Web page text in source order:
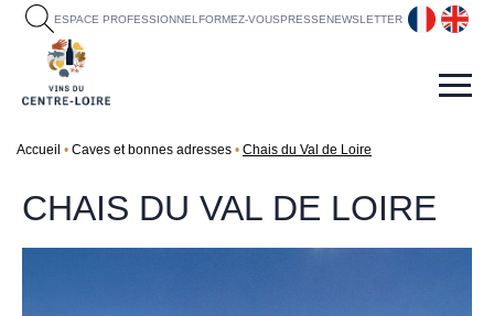
ESPACE PROFESSIONNEL FORMEZ-VOUSPRESSENEWSLETTER fr en
Accueil Caves et bonnes adresses Chais du Val de Loire
CHAIS DU VAL DE LOIRE